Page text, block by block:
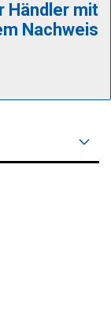
Händler mit
Nachweis